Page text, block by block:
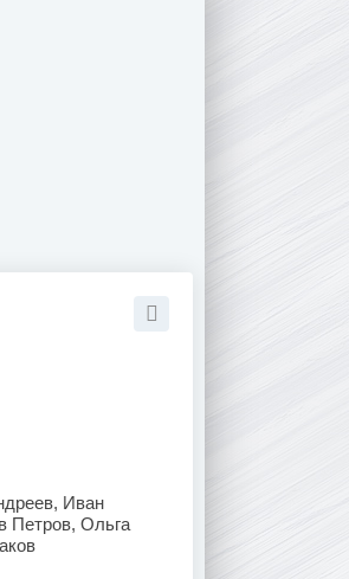
Иван
Петров, Ольга